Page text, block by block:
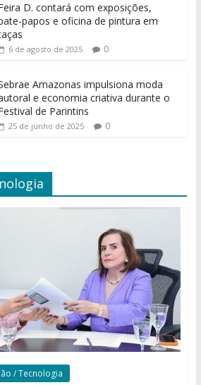
D. contará com exposições,
papos e oficina de pintura em
6 de agosto de 2025 0
Amazonas impulsiona moda
e economia criativa durante o
de Parintins
25 de junho de 2025 0
/ Tecnologia